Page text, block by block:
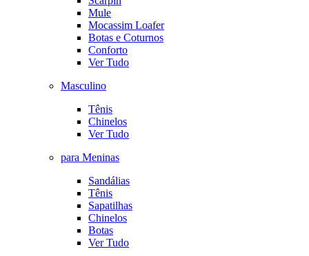
Mule
Mocassim Loafer
Botas e Coturnos
Conforto
Ver Tudo
Masculino
Tênis
Chinelos
Ver Tudo
para Meninas
Sandálias
Tênis
Sapatilhas
Chinelos
Botas
Ver Tudo